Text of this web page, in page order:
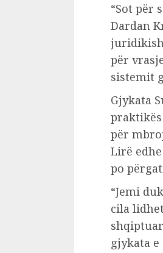
“Sot për
Dardan
për
sistemit
Gjykata
për
Lirë
po
“Jemi
cila
gjykata e